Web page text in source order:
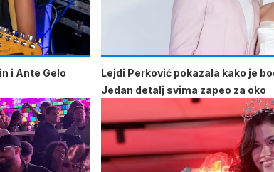
i Ante Gelo
Lejdi Perković pokazala kako je
Jedan detalj svima zapeo za oko